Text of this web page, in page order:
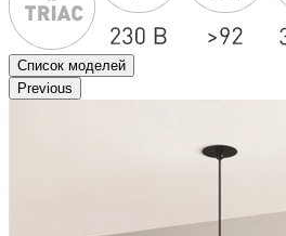
Список моделей
Previous